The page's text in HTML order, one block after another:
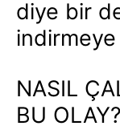
diye bir
indirmeye
NASIL
BU